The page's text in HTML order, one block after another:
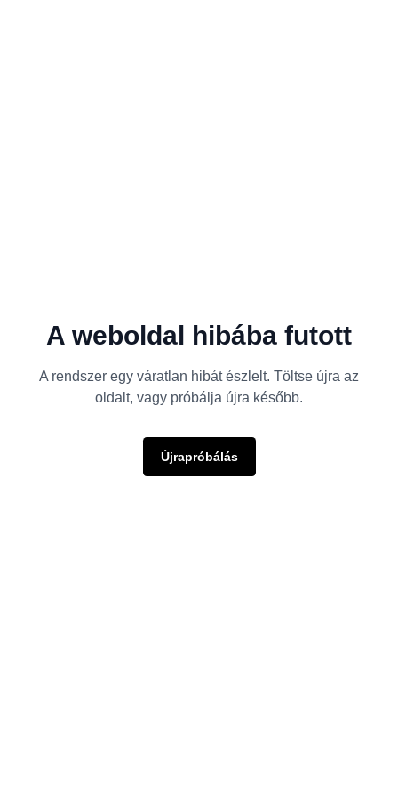
A weboldal hibába futott
A rendszer egy váratlan hibát észlelt. Töltse újra az
oldalt, vagy próbálja újra később.
Újrapróbálás